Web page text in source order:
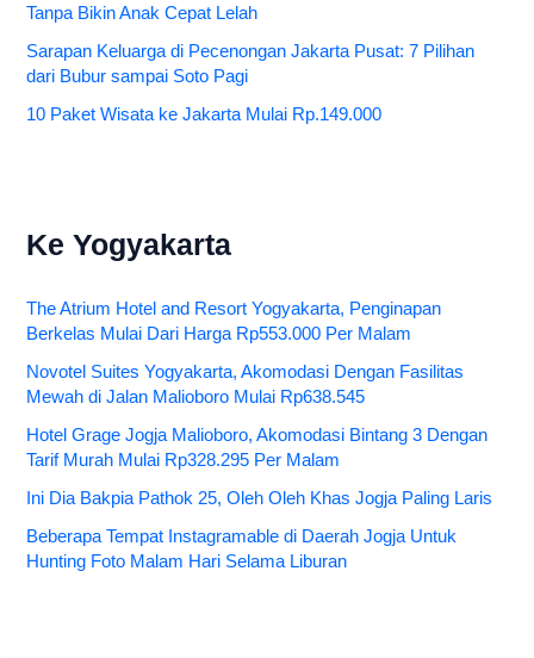
Tanpa Bikin Anak Cepat Lelah
Sarapan Keluarga di Pecenongan Jakarta Pusat: 7 Pilihan
dari Bubur sampai Soto Pagi
10 Paket Wisata ke Jakarta Mulai Rp.149.000
Ke Yogyakarta
The Atrium Hotel and Resort Yogyakarta, Penginapan
Berkelas Mulai Dari Harga Rp553.000 Per Malam
Novotel Suites Yogyakarta, Akomodasi Dengan Fasilitas
Mewah di Jalan Malioboro Mulai Rp638.545
Hotel Grage Jogja Malioboro, Akomodasi Bintang 3 Dengan
Tarif Murah Mulai Rp328.295 Per Malam
Ini Dia Bakpia Pathok 25, Oleh Oleh Khas Jogja Paling Laris
Beberapa Tempat Instagramable di Daerah Jogja Untuk
Hunting Foto Malam Hari Selama Liburan